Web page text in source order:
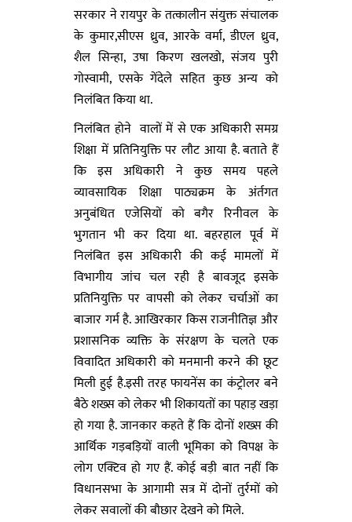
सरकार ने रायपुर के तत्कालीन संयुक्त संचालक
के कुमार,सीएस ध्रुव, आरके वर्मा, डीएल ध्रुव,
शैल सिन्हा, उषा किरण खलखो, संजय पुरी
गोस्वामी, एसके गेंदेले सहित कुछ अन्य को
निलंबित किया था.
निलंबित होने वालों में से एक अधिकारी समग्र
शिक्षा में प्रतिनियुक्ति पर लौट आया है. बताते हैं
कि इस अधिकारी ने कुछ समय पहले
व्यावसायिक शिक्षा पाठ्यक्रम के अंर्तगत
अनुबंधित एजेसियों को बगैर रिनीवल के
भुगतान भी कर दिया था. बहरहाल पूर्व में
निलंबित इस अधिकारी की कई मामलों में
विभागीय जांच चल रही है बावजूद इसके
प्रतिनियुक्ति पर वापसी को लेकर चर्चाओं का
बाजार गर्म है. आखिरकार किस राजनीतिज्ञ और
प्रशासनिक व्यक्ति के संरक्षण के चलते एक
विवादित अधिकारी को मनमानी करने की छूट
मिली हुई है.इसी तरह फायनेंस का कंट्रोलर बने
बैठे शख्स को लेकर भी शिकायतों का पहाड़ खड़ा
हो गया है. जानकार कहते हैं कि दोनों शख्स की
आर्थिक गड़बड़ियों वाली भूमिका को विपक्ष के
लोग एक्टिव हो गए हैं. कोई बड़ी बात नहीं कि
विधानसभा के आगामी सत्र में दोनों तुर्रमों को
लेकर सवालों की बौछार देखने को मिले.